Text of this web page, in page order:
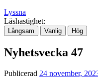
Lyssna
Läshastighet:
Långsam Vanlig Hög
Nyhetsvecka 47
Publicerad 24 november,